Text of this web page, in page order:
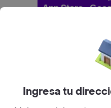
App Store
Pide tu comida favorita
Categorías
Ingresa tu